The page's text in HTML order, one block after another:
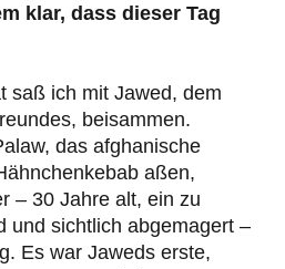
klar, dass dieser Tag
saß ich mit Jawed, dem
beisammen.
das afghanische
aßen,
– 30 Jahre alt, ein zu
und sichtlich abgemagert –
Es war Jaweds erste,